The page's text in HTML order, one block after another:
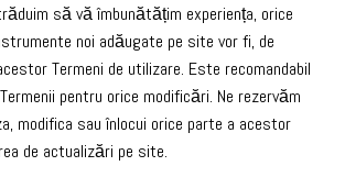
să vă îmbunătățim experiența, orice
noi adăugate pe site vor fi, de
Termeni de utilizare. Este recomandabil
pentru orice modificări. Ne rezervăm
modifica sau înlocui orice parte a acestor
de actualizări pe site.